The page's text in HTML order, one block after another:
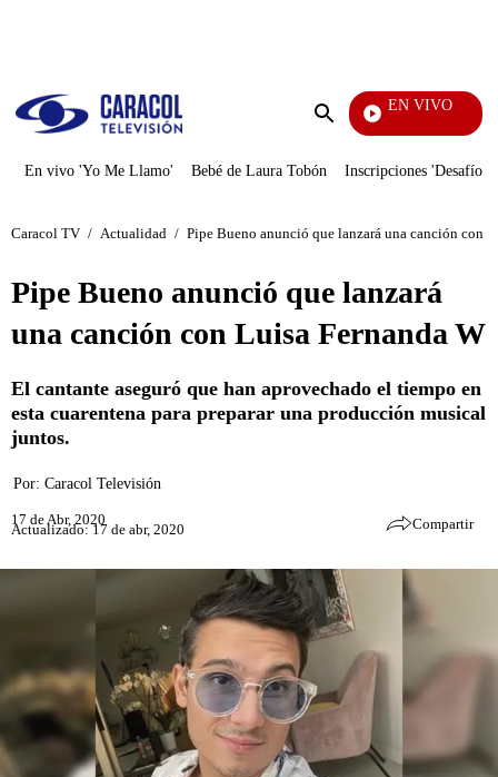
Enviar
EN VIVO
Día A Día
En vivo 'Yo Me Llamo' Bebé de Laura Tobón Inscripciones 'Desafío'
Caracol TV / Actualidad / Pipe Bueno anunció que lanzará una canción con
Pipe Bueno anunció que lanzará
una canción con Luisa Fernanda W
El cantante aseguró que han aprovechado el tiempo en
esta cuarentena para preparar una producción musical
juntos.
Por: Caracol Televisión
17 de Abr, 2020
Actualizado: 17 de abr, 2020 Compartir